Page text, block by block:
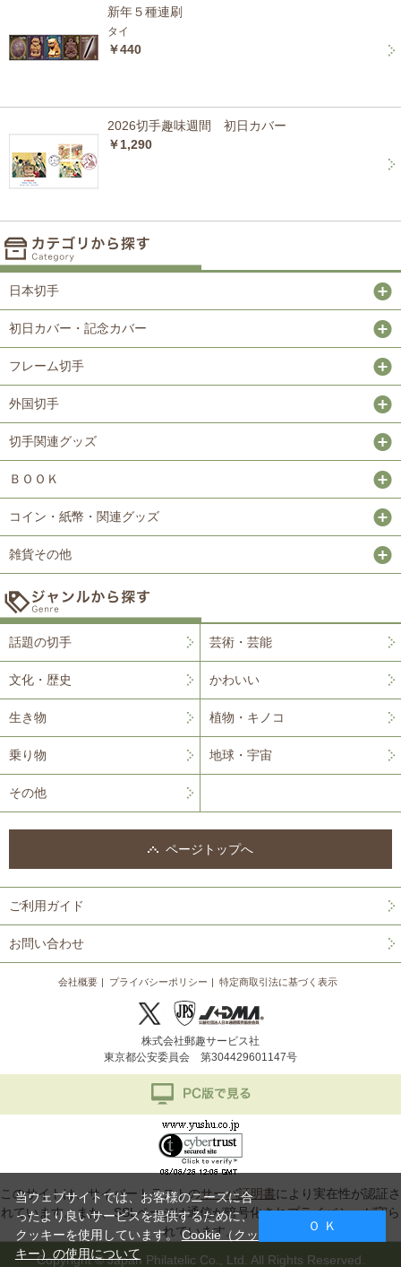
新年５種連刷
タイ
￥440
2026切手趣味週間 初日カバー
￥1,290
日本切手
初日カバー・記念カバー
フレーム切手
外国切手
切手関連グッズ
ＢＯＯＫ
コイン・紙幣・関連グッズ
雑貨その他
話題の切手 芸術・芸能
文化・歴史 かわいい
生き物 植物・キノコ
乗り物 地球・宇宙
その他
ページトップへ
ご利用ガイド
お問い合わせ
会社概要 プライバシーポリシー 特定商取引法に基づく表示
株式会社郵趣サービス社
東京都公安委員会 第304429601147号
このサイトは、サイバートラストのサーバ証明書により実在性が認証さ
れています。また、SSLページは通信が暗号化されプライバシーが守ら
れています。
Copyright © Japan Philatelic Co., Ltd. All Rights Reserved.
当ウェブサイトでは、お客様のニーズに合
ったより良いサービスを提供するために、
クッキーを使用しています。Cookie（クッ
キー）の使用について
Ｏ Ｋ